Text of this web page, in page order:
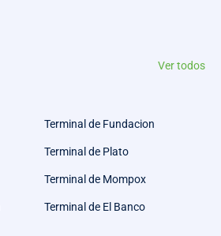
Ver todos
Terminal de Fundacion
Terminal de Plato
Terminal de Mompox
Terminal de El Banco